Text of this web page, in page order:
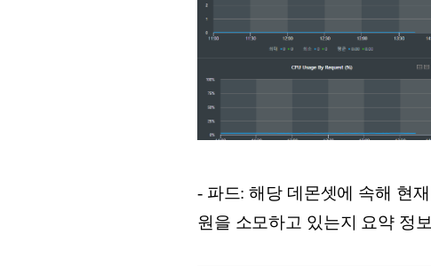
- 파드: 해당 데몬셋에 속해 현
원을 소모하고 있는지 요약 정